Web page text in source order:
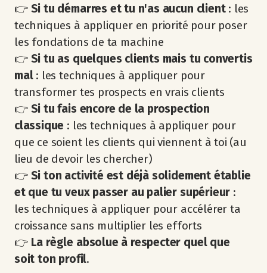
👉 Si tu démarres et tu n'as aucun client: les
techniques à appliquer en priorité pour poser
les fondations de ta machine
👉 Si tu as quelques clients mais tu convertis
mal: les techniques à appliquer pour
transformer tes prospects en vrais clients
👉 Si tu fais encore de la prospection
classique : les techniques à appliquer pour
que ce soient les clients qui viennent à toi (au
lieu de devoir les chercher)
👉 Si ton activité est déjà solidement établie
et que tu veux passer au palier supérieur :
les techniques à appliquer pour accélérer ta
croissance sans multiplier les efforts
👉 La règle absolue à respecter quel que
soit ton profil.